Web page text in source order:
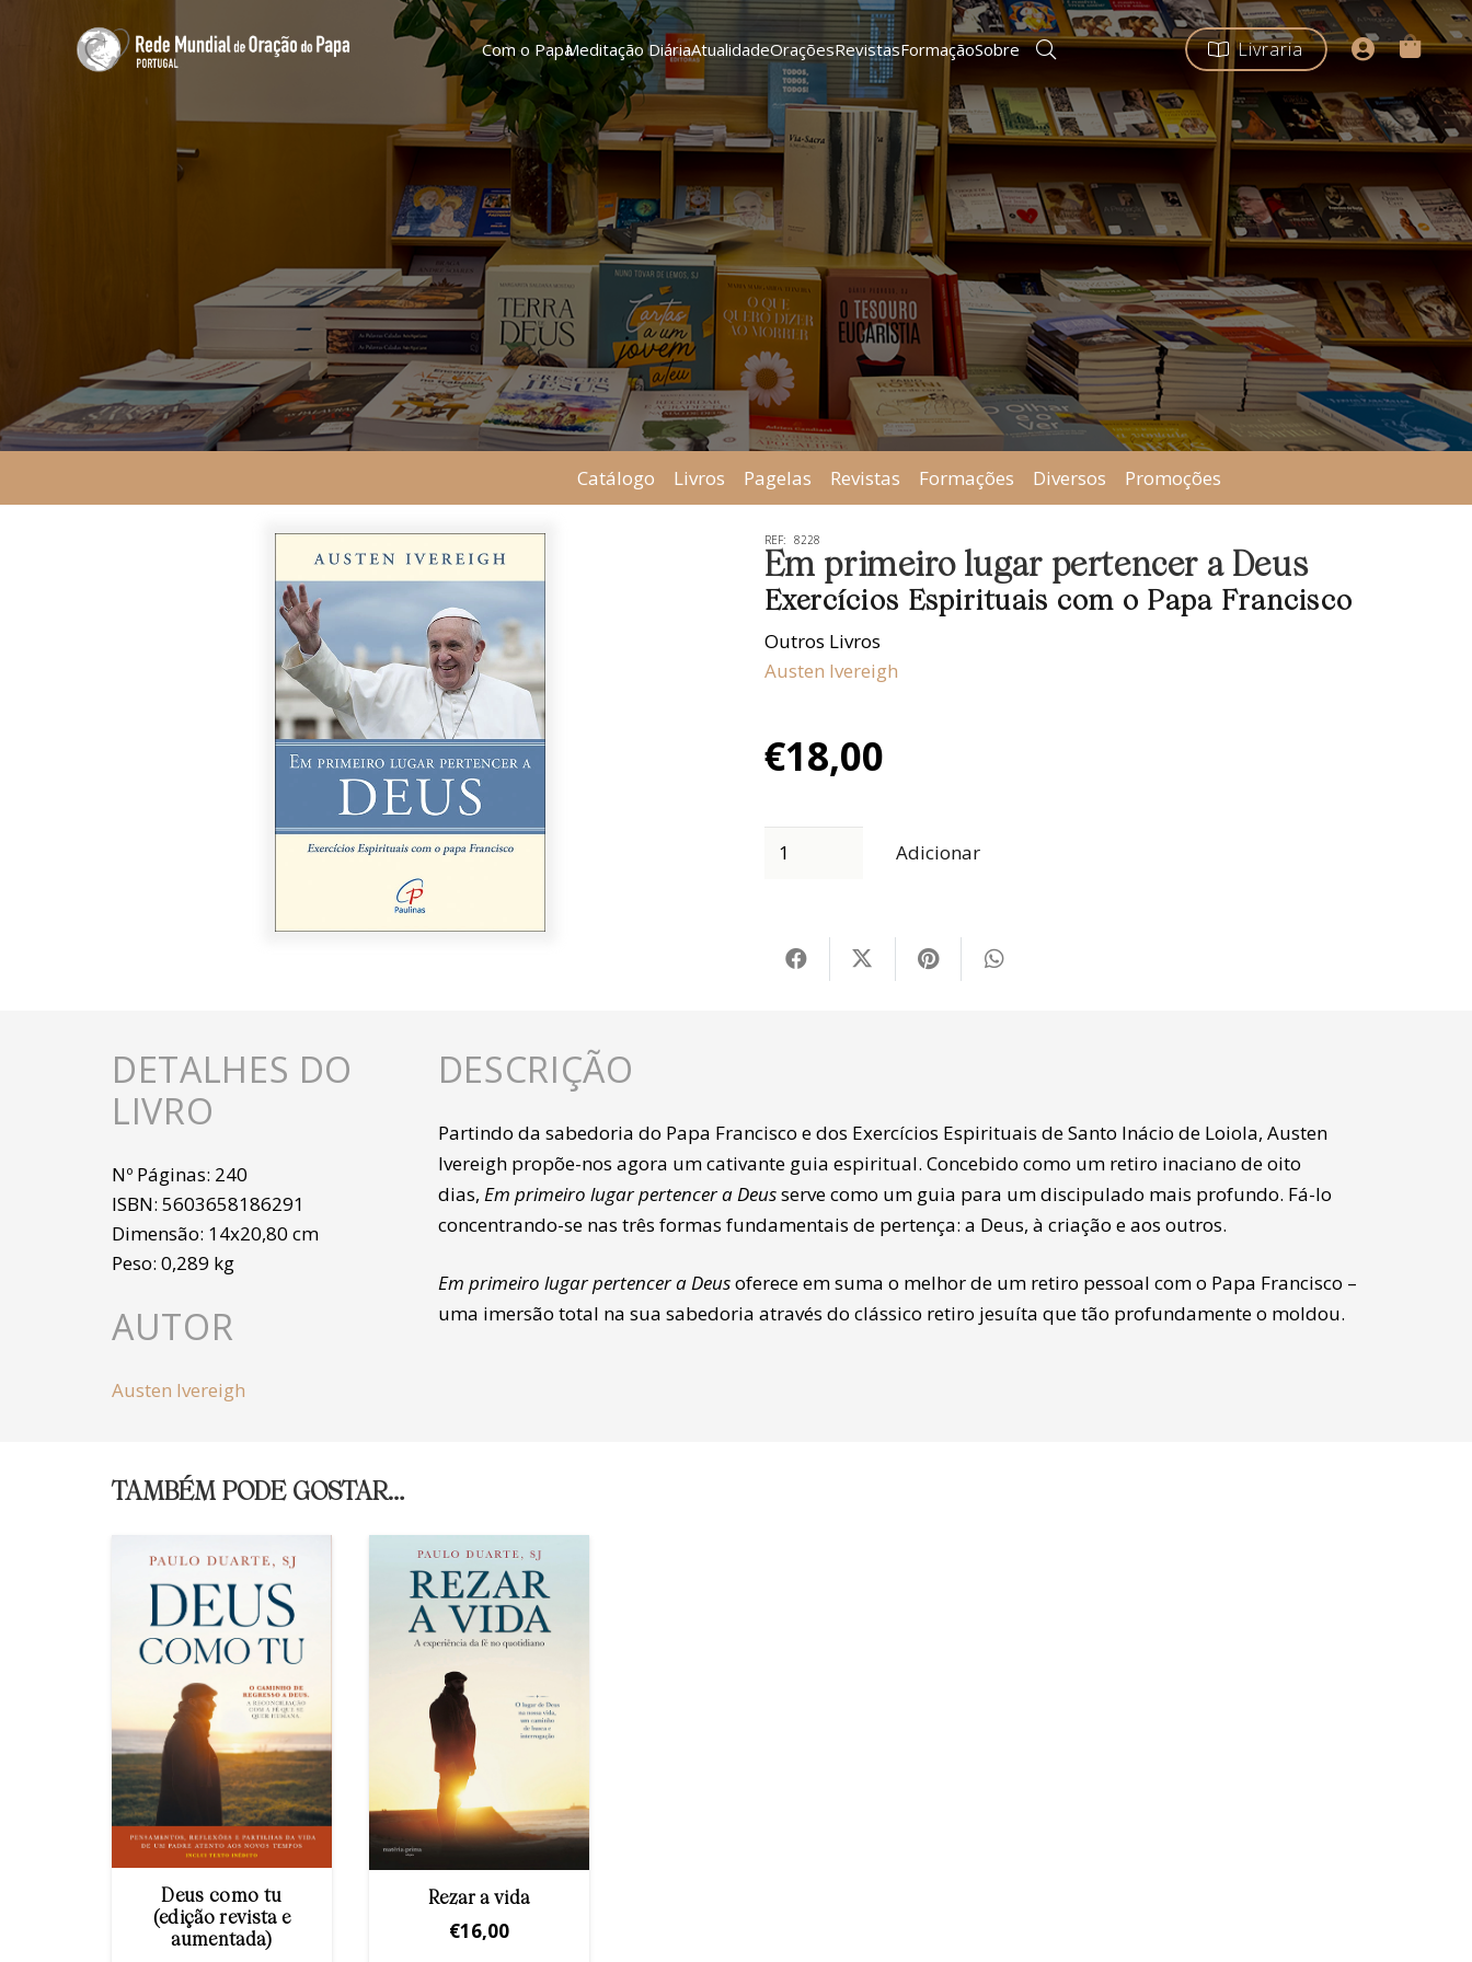
Com o PapaMeditação DiáriaAtualidadeOraçõesRevistasFormaçãoSobre Livraria
Catálogo Livros Pagelas Revistas Formações Diversos Promoções
REF: 8228
Em primeiro lugar pertencer a Deus
Exercícios Espirituais com o Papa Francisco
Outros Livros
Austen Ivereigh
€18,00
Adicionar
DETALHES DO
LIVRO
Nº Páginas: 240
ISBN: 5603658186291
Dimensão: 14x20,80 cm
Peso: 0,289 kg
AUTOR
Austen Ivereigh
DESCRIÇÃO
Partindo da sabedoria do Papa Francisco e dos Exercícios Espirituais de Santo Inácio de Loiola, Austen
Ivereigh propõe-nos agora um cativante guia espiritual. Concebido como um retiro inaciano de oito
dias, Em primeiro lugar pertencer a Deusserve como um guia para um discipulado mais profundo. Fá-lo
concentrando-se nas três formas fundamentais de pertença: a Deus, à criação e aos outros.
Em primeiro lugar pertencer a Deusoferece em suma o melhor de um retiro pessoal com o Papa Francisco –
uma imersão total na sua sabedoria através do clássico retiro jesuíta que tão profundamente o moldou.
TAMBÉM PODE GOSTAR…
Deus como tu
(edição revista e
aumentada)
Rezar a vida
€16,00